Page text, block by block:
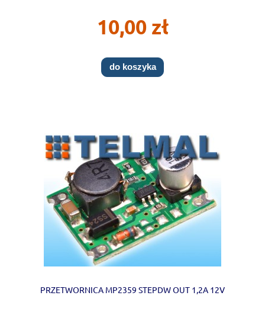
10,00 zł
do koszyka
PRZETWORNICA MP2359 STEPDW OUT 1,2A 12V